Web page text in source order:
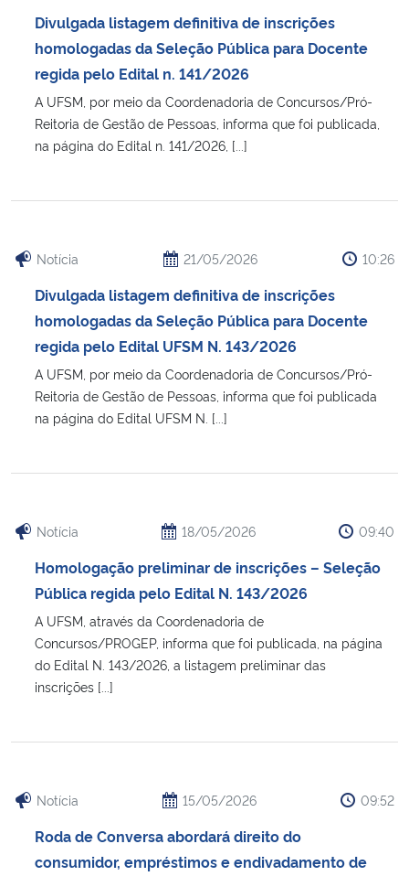
Banco Central do Brasil
Planalto
Divulgada listagem definitiva de inscrições
homologadas da Seleção Pública para Docente
regida pelo Edital n. 141/2026
A UFSM, por meio da Coordenadoria de Concursos/Pró-
Reitoria de Gestão de Pessoas, informa que foi publicada,
na página do Edital n. 141/2026, [...]
Notícia 21/05/2026 10:26
Divulgada listagem definitiva de inscrições
homologadas da Seleção Pública para Docente
regida pelo Edital UFSM N. 143/2026
A UFSM, por meio da Coordenadoria de Concursos/Pró-
Reitoria de Gestão de Pessoas, informa que foi publicada
na página do Edital UFSM N. [...]
Notícia 18/05/2026 09:40
Homologação preliminar de inscrições – Seleção
Pública regida pelo Edital N. 143/2026
A UFSM, através da Coordenadoria de
Concursos/PROGEP, informa que foi publicada, na página
do Edital N. 143/2026, a listagem preliminar das
inscrições [...]
Notícia 15/05/2026 09:52
Roda de Conversa abordará direito do
consumidor, empréstimos e endivadamento de